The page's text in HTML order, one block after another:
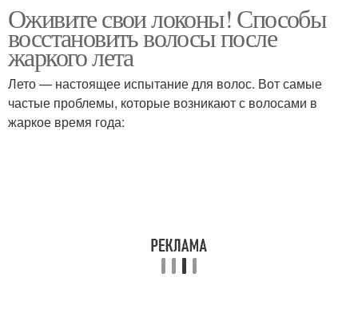
Оживите свои локоны! Способы
восстановить волосы после
жаркого лета
Лето — настоящее испытание для волос. Вот самые
частые проблемы, которые возникают с волосами в
жаркое время года: